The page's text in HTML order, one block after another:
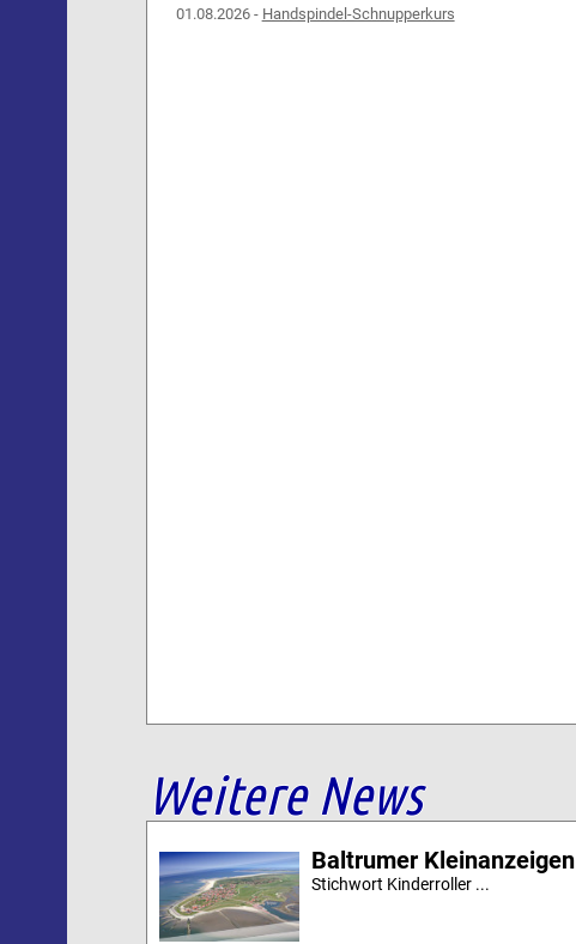
01.08.2026 - Handspindel-Schnupperkurs
Weitere News
Baltrumer Kleinanzeigen
Stichwort Kinderroller ...